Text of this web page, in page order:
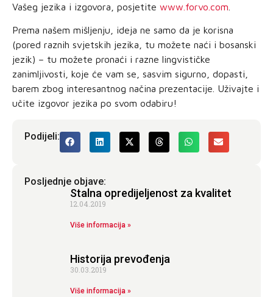
Vašeg jezika i izgovora, posjetite www.forvo.com
Prema našem mišljenju, ideja ne samo da je korisna
(pored raznih svjetskih jezika, tu možete naći i bosanski
jezik) – tu možete pronaći i razne lingvističke
zanimljivosti, koje će vam se, sasvim sigurno, dopasti,
barem zbog interesantnog načina prezentacije. Uživajte i
učite izgovor jezika po svom odabiru!
Podijeli:
Posljednje objave:
Stalna opredijeljenost za kvalitet
12.04.2019
Više informacija »
Historija prevođenja
30.03.2019
Više informacija »